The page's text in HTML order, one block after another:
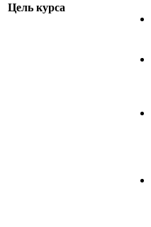
Цель курса